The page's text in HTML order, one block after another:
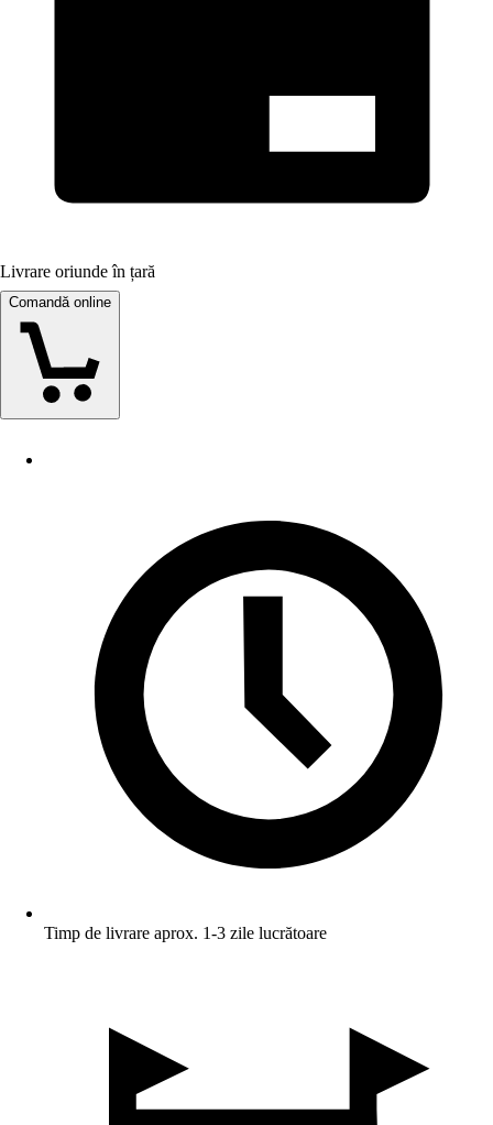
Livrare oriunde în țară
Comandă online
Timp de livrare aprox. 1-3 zile lucrătoare